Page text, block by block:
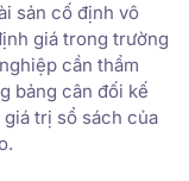
sản cố định vô
giá trong trường
cần thẩm
bảng cân đối kế
trị sổ sách của